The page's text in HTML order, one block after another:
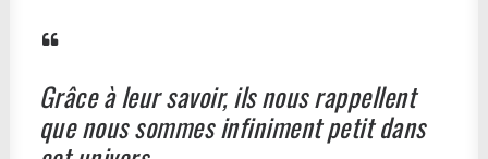
Grâce à leur savoir, ils nous rappellent
que nous sommes infiniment petit dans